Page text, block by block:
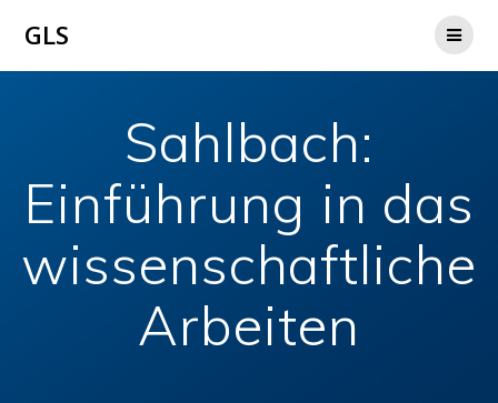
GLS
Sahlbach:
Einführung in das
wissenschaftliche
Arbeiten